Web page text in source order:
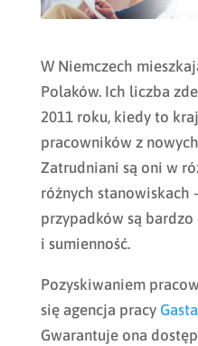
W Niemczech
Polaków. Ich liczba
2011 roku, kiedy to
pracowników z
Zatrudniani są oni w
różnych stanowiskach
przypadków są
i sumienność.
Pozyskiwaniem
się agencja pracy
Gwarantuje ona